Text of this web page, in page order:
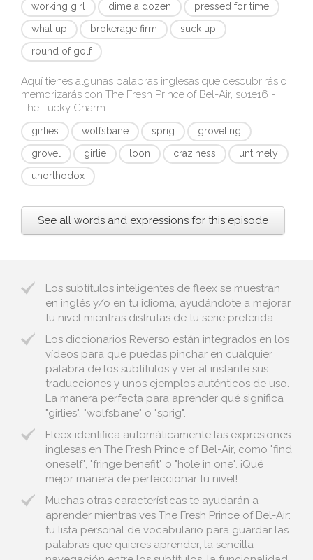
working girl
dime a dozen
pressed for time
what up
brokerage firm
suck up
round of golf
Aquí tienes algunas palabras inglesas que descubrirás o
memorizarás con The Fresh Prince of Bel-Air, s01e16 -
The Lucky Charm:
girlies wolfsbane sprig
groveling
grovel
girlie loon craziness
untimely
unorthodox
See all words and expressions for this episode
Los subtítulos inteligentes de fleex se muestran
en inglés y/o en tu idioma, ayudándote a mejorar
tu nivel mientras disfrutas de tu serie preferida.
Los diccionarios Reverso están integrados en los
vídeos para que puedas pinchar en cualquier
palabra de los subtítulos y ver al instante sus
traducciones y unos ejemplos auténticos de uso.
La manera perfecta para aprender qué significa
"girlies", "wolfsbane" o "sprig".
Fleex identifica automáticamente las expresiones
inglesas en The Fresh Prince of Bel-Air, como "find
oneself", "fringe benefit" o "hole in one". ¡Qué
mejor manera de perfeccionar tu nivel!
Muchas otras características te ayudarán a
aprender mientras ves The Fresh Prince of Bel-Air:
tu lista personal de vocabulario para guardar las
palabras que quieres aprender, la sencilla